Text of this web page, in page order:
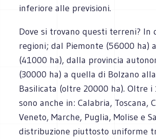
inferiore alle previsioni.
Dove si trovano questi terreni? In
regioni; dal Piemonte (56000 ha)
(41000 ha), dalla provincia
(30000 ha) a quella di Bolzano
Basilicata (oltre 20000 ha). Oltre i
sono anche in: Calabria, Toscana,
Veneto, Marche, Puglia, Molise e
distribuzione piuttosto uniforme